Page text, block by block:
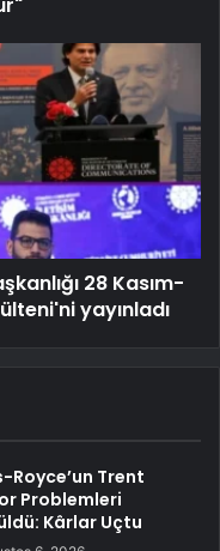
28 Kasım-
yayınladı
Royce’un Trent
Problemleri
Kârlar Uçtu